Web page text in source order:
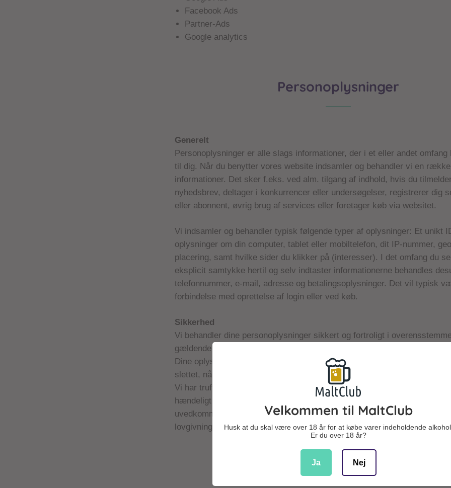
Facebook Ads
Partner-Ads
Google analytics
Personoplysninger
Generelt
Personoplysninger er alle slags informationer, der i et eller andet omfang
til dig. Når du benytter vores website indsamler og behandler vi en
informationer. Det sker f.eks. ved alm. tilgang af indhold, hvis du
nyhedsbrev, deltager i konkurrencer eller undersøgelser, registrerer dig
eller abonnent, øvrig brug af services eller foretager køb via websitet.
Vi indsamler og behandler typisk følgende typer af oplysninger: Et unikt
oplysninger om din computer, tablet eller mobiltelefon, dit IP-nummer,
placering, samt hvilke sider du klikker på (interesser). I det omfang du
eksplicit samtykke hertil og selv indtaster informationerne behandles
telefonnummer, e-mail, adresse og betalingsoplysninger. Det vil typisk
forbindelse med oprettelse af login eller ved køb.
Sikkerhed
Vi behandler dine personoplysninger sikkert og fortroligt i
gældende lovgivning, herunder persondataforordningen og
Dine oplysninger vil alene blive anvendt til det formål, de er indsamlet til,
slettet, når dette formål er opfyldt eller ikke længere relevant.
Vi har truffet tekniske og organisatoriske foranstaltninger mod, at dine
hændeligt eller ulovligt bliver slettet, offentliggjort, fortabt, forringet eller
uvedkommendes kendskab, misbruges eller i øvrigt behandles i strid med
lovgivningen.
Formål
Velkommen til MaltClub
Husk at du skal være over 18 år for at købe varer indeholdende alkohol.
Er du over 18 år?
Ja Nej